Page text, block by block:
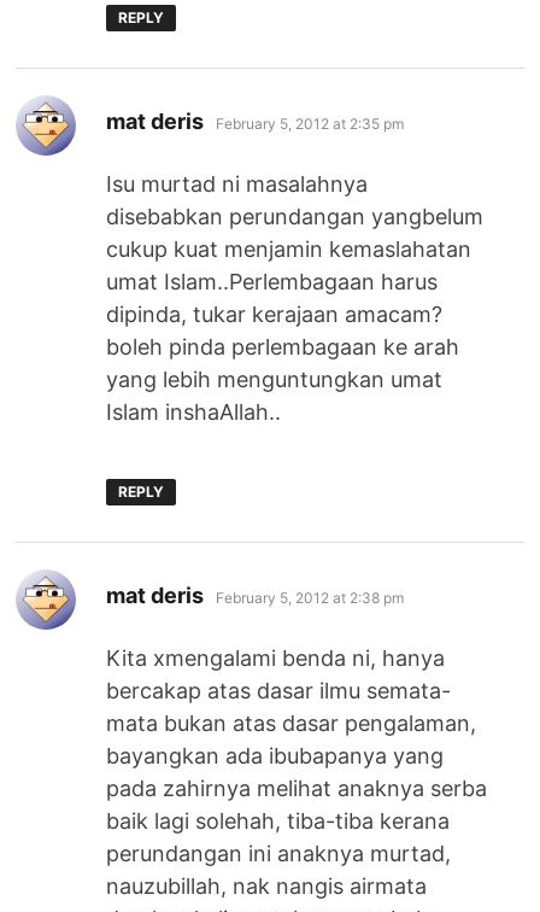
REPLY
mat deris says:
February 5, 2012 at 2:35 pm
Isu murtad ni masalahnya
disebabkan perundangan yangbelum
cukup kuat menjamin kemaslahatan
umat Islam..Perlembagaan harus
dipinda, tukar kerajaan amacam?
boleh pinda perlembagaan ke arah
yang lebih menguntungkan umat
Islam inshaAllah..
REPLY
mat deris says:
February 5, 2012 at 2:38 pm
Kita xmengalami benda ni, hanya
bercakap atas dasar ilmu semata-
mata bukan atas dasar pengalaman,
bayangkan ada ibubapanya yang
pada zahirnya melihat anaknya serba
baik lagi solehah, tiba-tiba kerana
perundangan ini anaknya murtad,
nauzubillah, nak nangis airmata